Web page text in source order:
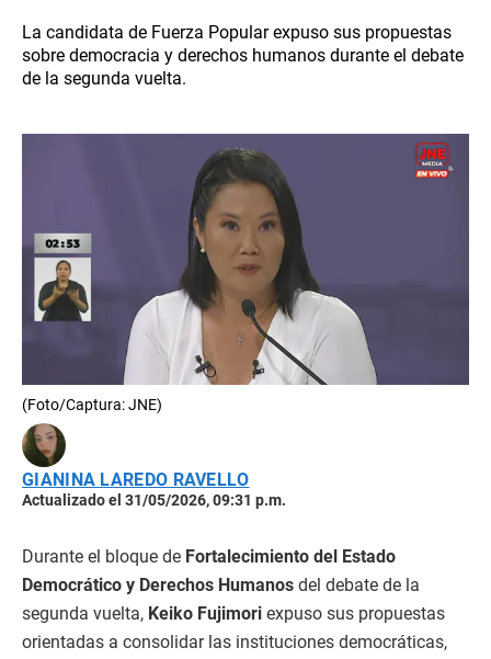
La candidata de Fuerza Popular expuso sus propuestas
sobre democracia y derechos humanos durante el debate
de la segunda vuelta.
(Foto/Captura: JNE)
GIANINA LAREDO RAVELLO
Actualizado el 31/05/2026, 09:31 p.m.
Durante el bloque de Fortalecimiento del Estado
Democrático y Derechos Humanos del debate de la
segunda vuelta, Keiko Fujimori expuso sus propuestas
orientadas a consolidar las instituciones democráticas,